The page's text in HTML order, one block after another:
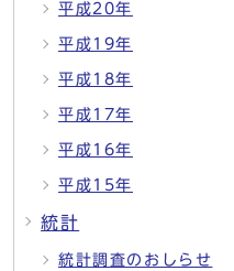
平成20年
平成19年
平成18年
平成17年
平成16年
平成15年
統計
統計調査のおしらせ